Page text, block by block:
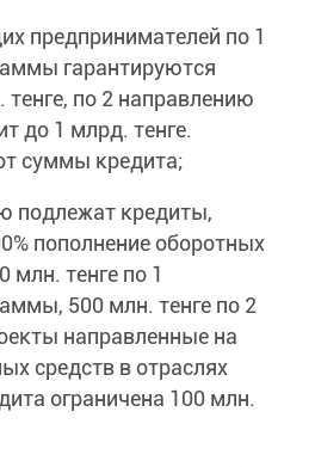
предпринимателей по 1
гарантируются
по 2 направлению
до 1 млрд. тенге.
суммы кредита;
кредиты,
пополнение оборотных
млн. тенге по 1
500 млн. тенге по 2
направленные на
средств в отраслях
ограничена 100 млн.